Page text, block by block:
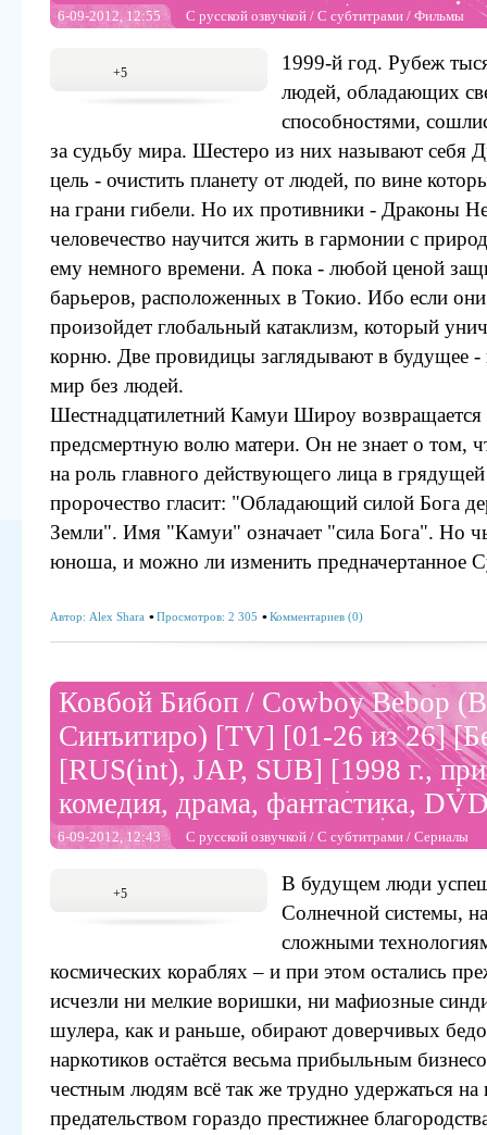
6-09-2012, 12:55 С русской озвучкой / С субтитрами / Фильмы
+5
1999-й год. Рубеж
людей, обладающих
способностями,
за судьбу мира. Шестеро из них называют себя
цель - очистить планету от людей, по вине
на грани гибели. Но их противники - Драконы
человечество научится жить в гармонии с
ему немного времени. А пока - любой ценой
барьеров, расположенных в Токио. Ибо если
произойдет глобальный катаклизм, который
корню. Две провидицы заглядывают в будущее
мир без людей.
Шестнадцатилетний Камуи Широу
предсмертную волю матери. Он не знает о том,
на роль главного действующего лица в
пророчество гласит: "Обладающий силой Бога
Земли". Имя "Камуи" означает "сила Бога". Но
юноша, и можно ли изменить предначертанное
Автор: Alex Shara Просмотров: 2 305 Комментариев (0)
Ковбой Бибоп / Cowboy Bebop
Синъитиро) [TV] [01-26 из 26]
[RUS(int), JAP, SUB] [1998 г.,
комедия, драма, фантастика,
6-09-2012, 12:43 С русской озвучкой / С субтитрами / Сериалы
+5
В будущем люди
Солнечной системы,
сложными
космических кораблях – и при этом остались
исчезли ни мелкие воришки, ни мафиозные
шулера, как и раньше, обирают доверчивых
наркотиков остаётся весьма прибыльным
честным людям всё так же трудно удержаться на
предательством гораздо престижнее